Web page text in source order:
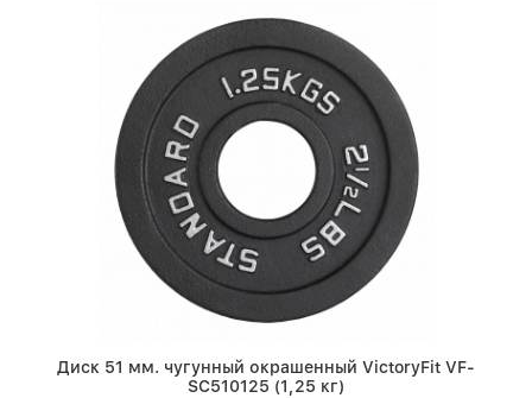
Диск 51 мм. чугунный окрашенный VictoryFit VF-
SC510125 (1,25 кг)